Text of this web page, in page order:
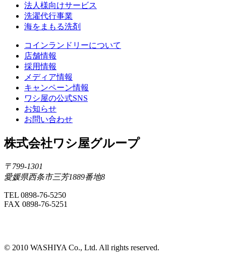
法人様向けサービス
洗濯代行事業
海をまもる洗剤
コインランドリーについて
店舗情報
採用情報
メディア情報
キャンペーン情報
ワシ屋の公式SNS
お知らせ
お問い合わせ
株式会社ワシ屋グループ
〒799-1301
愛媛県西条市三芳1889番地8
TEL 0898-76-5250
FAX 0898-76-5251
©️ 2010 WASHIYA Co., Ltd. All rights reserved.